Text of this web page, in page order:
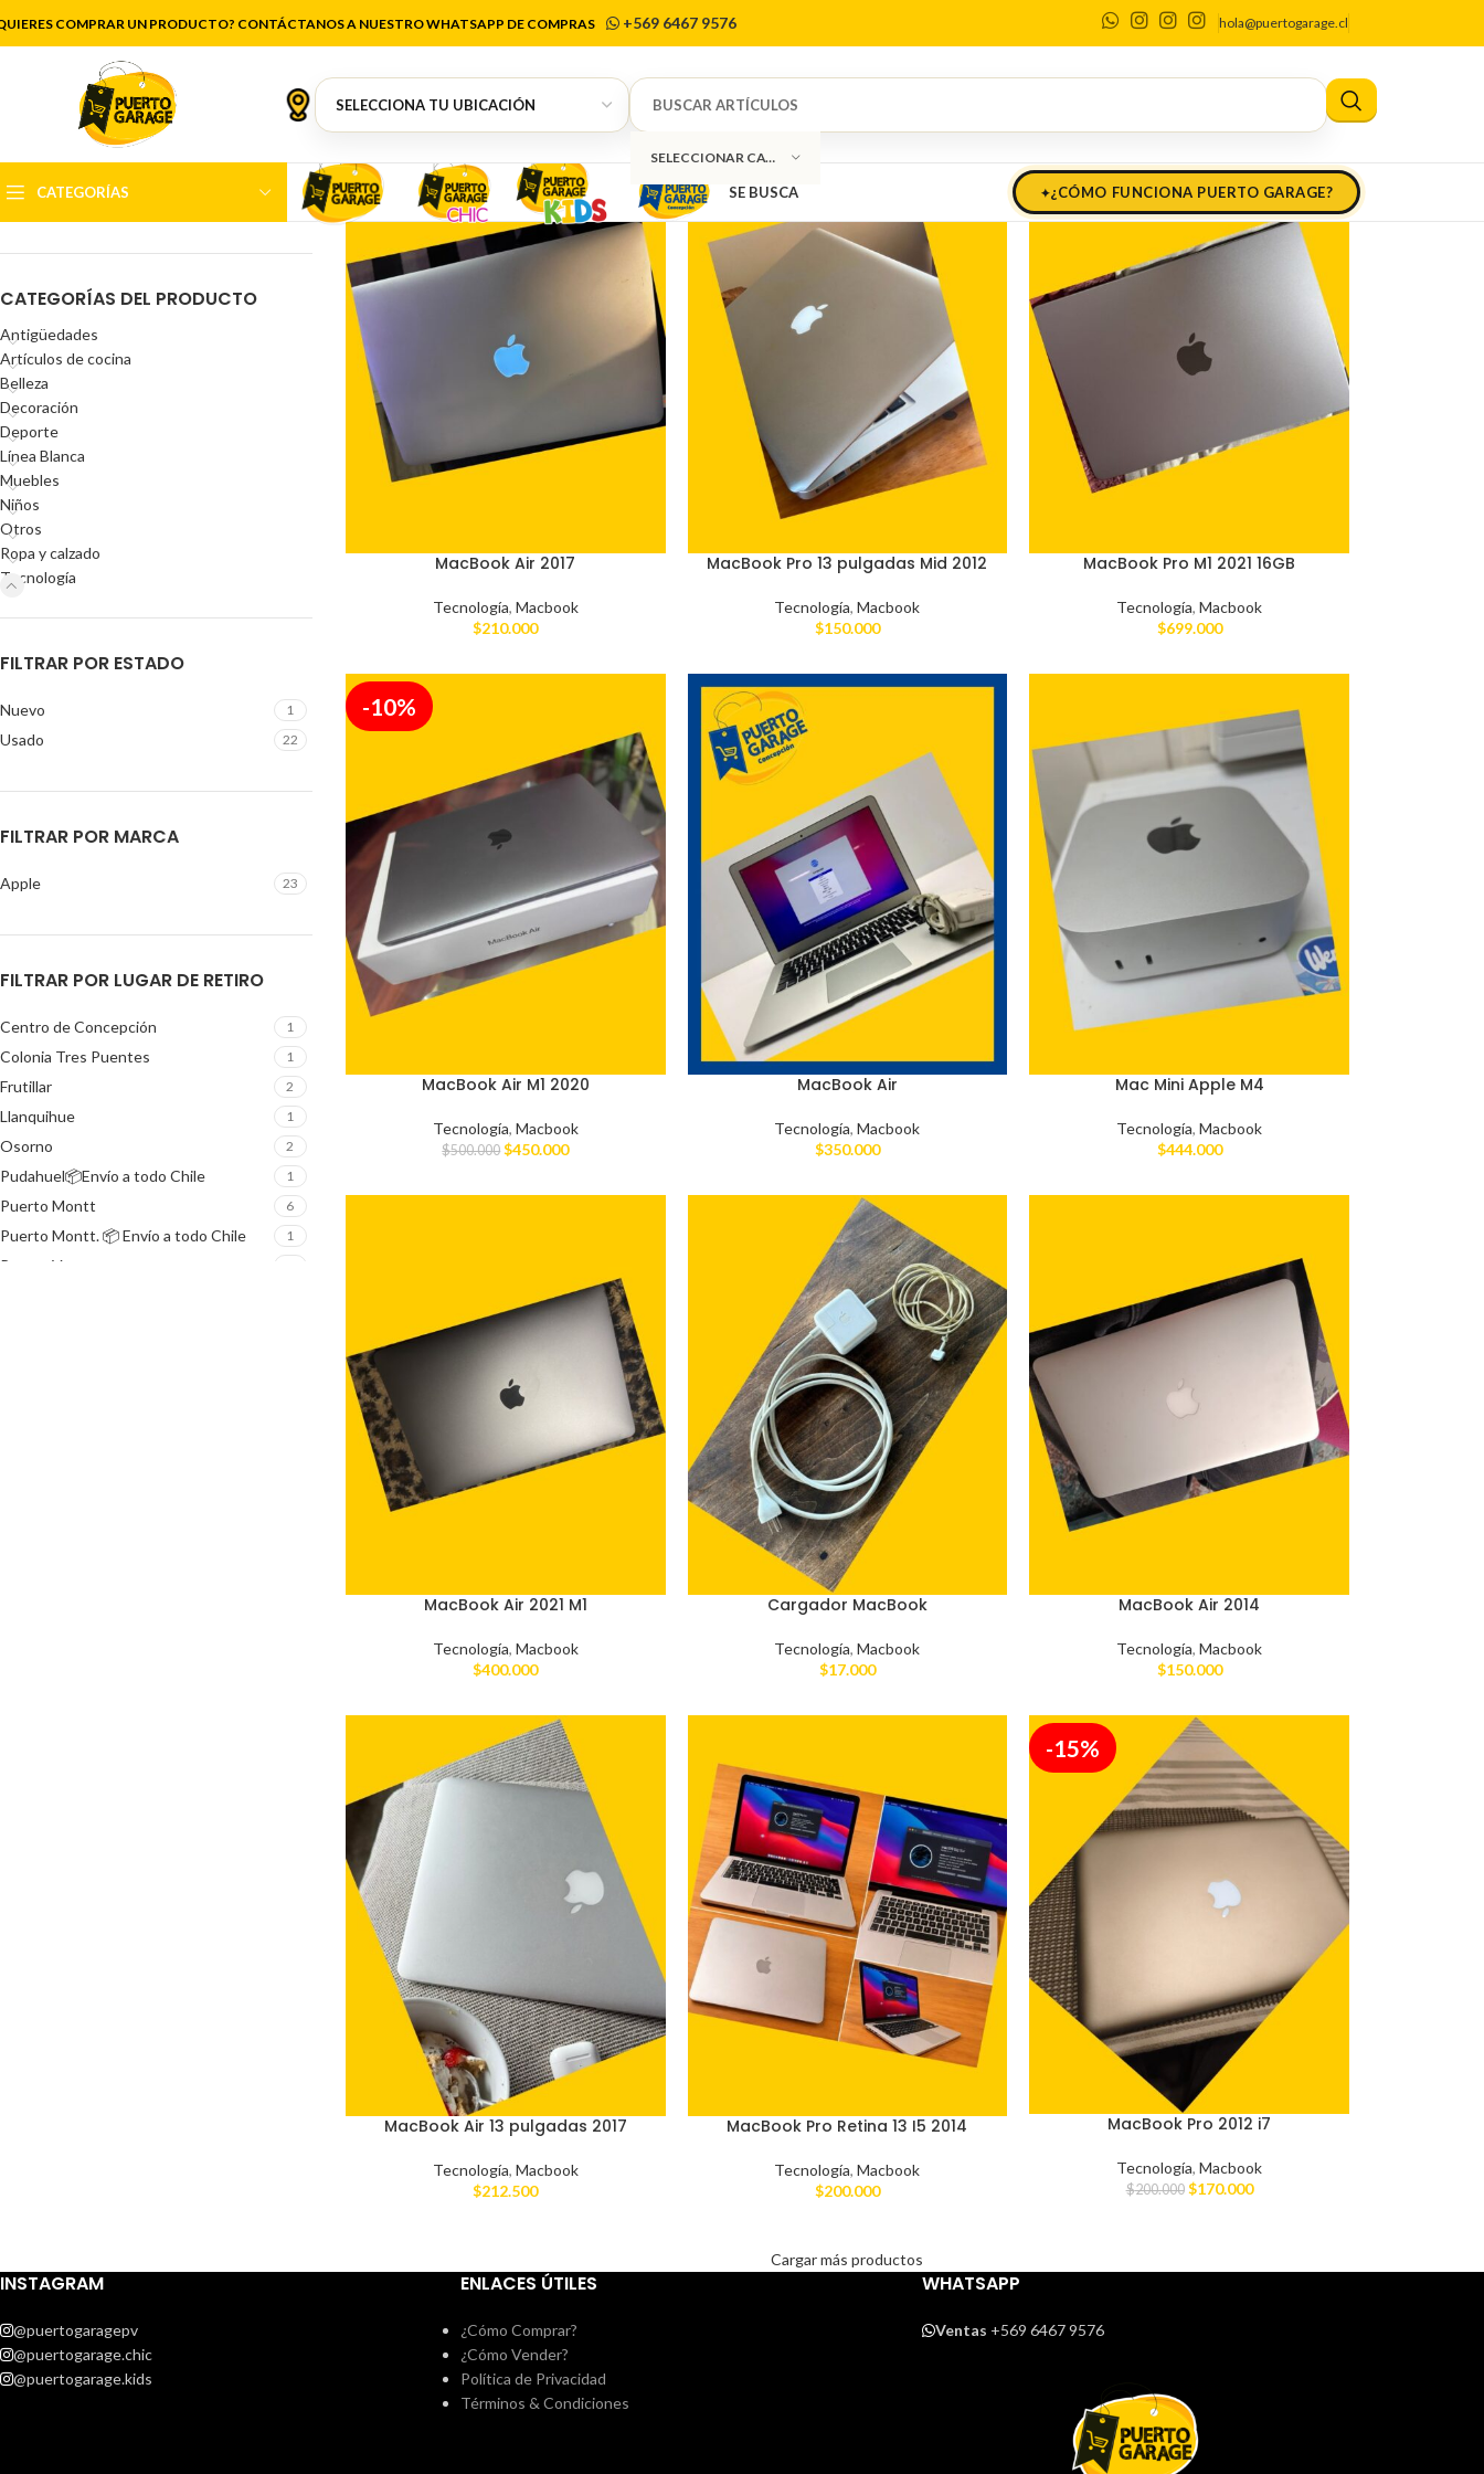
COMPRAR UN PRODUCTO? CONTÁCTANOS A NUESTRO WHATSAPP DE COMPRAS +569 6467 9576 hola@puertogarage.cl
SELECCIONAR CATEGORÍA
CATEGORÍAS SE BUSCA ¿CÓMO FUNCIONA PUERTO GARAGE?
Macbook
FILTRAR POR PRECIO
FILTRAR
Precio:$17.000—
CATEGORÍAS DEL PRODUCTO
Antigüedades
Artículos de cocina
Belleza
Decoración
Deporte
Línea Blanca
Muebles
Niños
Otros
Ropa y calzado
Tecnología
FILTRAR POR ESTADO
Nuevo 1
Usado 22
FILTRAR POR MARCA
Apple 23
FILTRAR POR LUGAR DE RETIRO
Centro de Concepción 1
Colonia Tres Puentes 1
Frutillar 2
Llanquihue 1
Osorno 2
Pudahuel📦Envío a todo Chile 1
Puerto Montt 6
Puerto Montt. 📦 Envío a todo Chile 1
Puerto Varas
MacBook Air 2017
Tecnología, Macbook
$210.000
MacBook Pro 13 pulgadas Mid 2012
Tecnología,Macbook
$150.000
MacBook Pro M1 2021 16GB
Tecnología,Macbook
$699.000
-10%
MacBook Air M1 2020
Tecnología, Macbook
$500.000 $450.000
MacBook Air
Tecnología,Macbook
$350.000
Mac Mini Apple M4
Tecnología,Macbook
$444.000
MacBook Air 2021 M1
Tecnología, Macbook
$400.000
Cargador MacBook
Tecnología,Macbook
$17.000
MacBook Air 2014
Tecnología,Macbook
$150.000
MacBook Air 13 pulgadas 2017
Tecnología, Macbook
$212.500
MacBook Pro Retina 13 I5 2014
Tecnología,Macbook
$200.000
-15%
MacBook Pro 2012 i7
Tecnología,Macbook
$200.000 $170.000
Cargar más productos
INSTAGRAM
@puertogaragepv
@puertogarage.chic
@puertogarage.kids
ENLACES ÚTILES
¿Cómo Comprar?
¿Cómo Vender?
Política de Privacidad
Términos & Condiciones
WHATSAPP
Ventas +569 6467 9576